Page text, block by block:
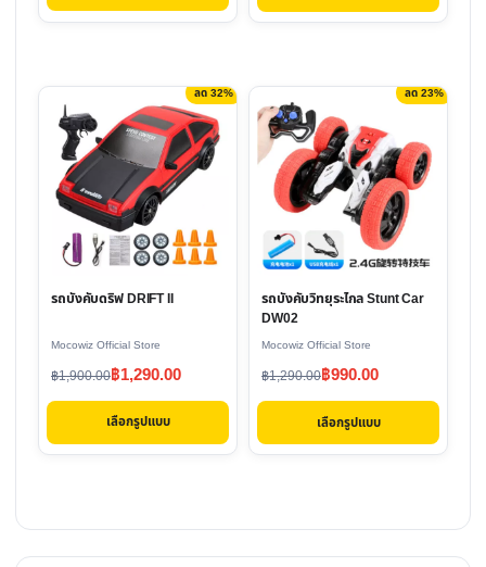
฿1,220.00.
฿790.00.
product
฿1,770.00.
฿1,290.00.
product
ลด 32%
รถบังคับดริฟ DRIFT II
Mocowiz Official Store
฿1,900.00
Original
price
฿1,900.00.
฿1,290.00
Current
price
฿1,290.00.
เลือกรูปแบบ
This
product
has
multiple
variants.
The
may
on
product
ลด 23%
รถบังคับวิทยุระไกล Stunt Car
DW02
Mocowiz Official Store
฿1,290.00
Original
price
฿1,290.00.
฿990.00
Current
price
฿990.00.
เลือกรูปแบบ
This
product
has
multiple
variants.
The
options
may
on
product